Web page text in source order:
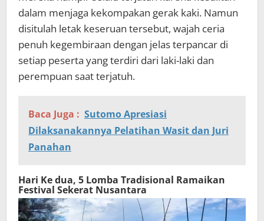
dalam menjaga kekompakan gerak kaki. Namun
disitulah letak keseruan tersebut, wajah ceria
penuh kegembiraan dengan jelas terpancar di
setiap peserta yang terdiri dari laki-laki dan
perempuan saat terjatuh.
Baca Juga : Sutomo Apresiasi
Dilaksanakannya Pelatihan Wasit dan Juri
Panahan
Hari Ke dua, 5 Lomba Tradisional Ramaikan
Festival Sekerat Nusantara